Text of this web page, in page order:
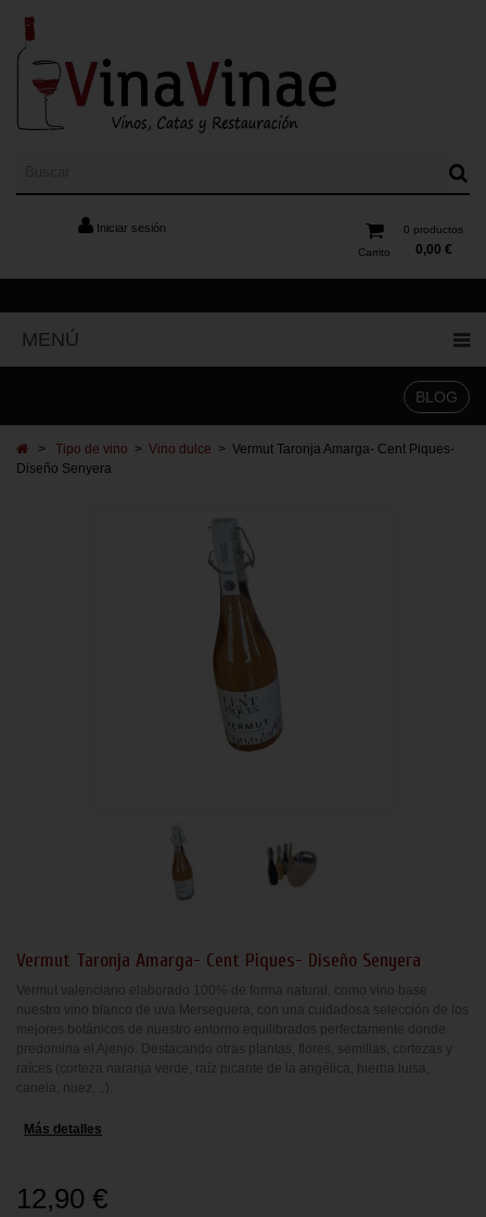
Iniciar sesión 0 productos
0,00 €
Carrito
MENÚ
BLOG
> Tipo de vino > Vino dulce > Vermut Taronja Amarga- Cent Piques-
Diseño Senyera
Vermut Taronja Amarga- Cent Piques- Diseño Senyera
Vermut valenciano elaborado 100% de forma natural, como vino base
nuestro vino blanco de uva Merseguera, con una cuidadosa selección de los
mejores botánicos de nuestro entorno.equilibrados perfectamente donde
predomina el Ajenjo. Destacando otras plantas, flores, semillas, cortezas y
raíces (corteza naranja verde, raíz picante de la angélica, hierba luisa,
canela, nuez, ..).
Más detalles
12,90 €